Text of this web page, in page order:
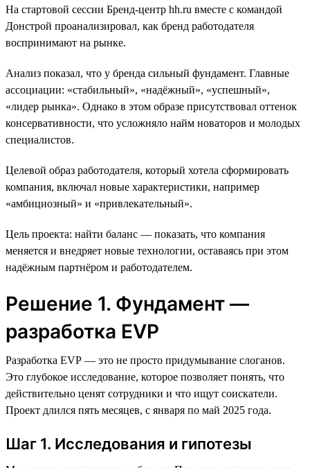
На стартовой сессии Бренд-центр hh.ru вместе с командой
Донстрой проанализировал, как бренд работодателя
воспринимают на рынке.
Анализ показал, что у бренда сильный фундамент. Главные
ассоциации: «стабильный», «надёжный», «успешный»,
«лидер рынка». Однако в этом образе присутствовал оттенок
консервативности, что усложняло найм новаторов и молодых
специалистов.
Целевой образ работодателя, который хотела сформировать
компания, включал новые характеристики, например
«амбициозный» и «привлекательный».
Цель проекта: найти баланс — показать, что компания
меняется и внедряет новые технологии, оставаясь при этом
надёжным партнёром и работодателем.
Решение 1. Фундамент —
разработка EVP
Разработка EVP — это не просто придумывание слоганов.
Это глубокое исследование, которое позволяет понять, что
действительно ценят сотрудники и что ищут соискатели.
Проект длился пять месяцев, с января по май 2025 года.
Шаг 1. Исследования и гипотезы